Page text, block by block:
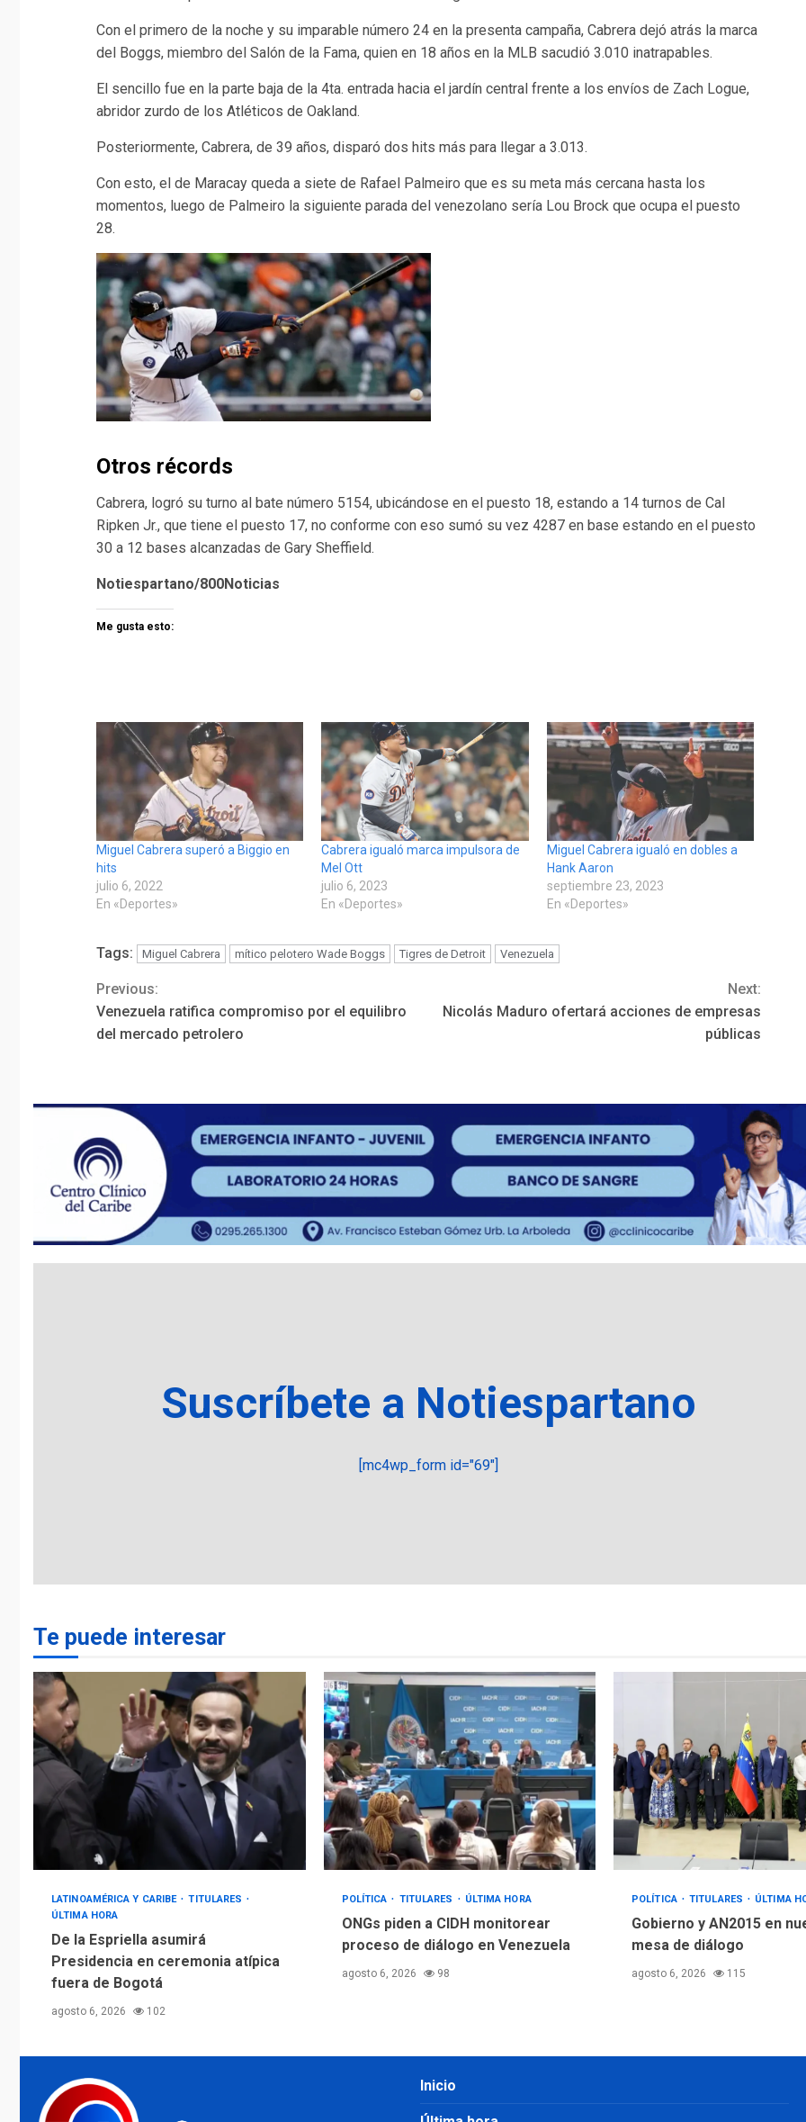
Con el primero de la noche y su imparable número 24 en la presenta campaña, Cabrera dejó atrás la marca
del Boggs, miembro del Salón de la Fama, quien en 18 años en la MLB sacudió 3.010 inatrapables.
El sencillo fue en la parte baja de la 4ta. entrada hacia el jardín central frente a los envíos de Zach Logue,
abridor zurdo de los Atléticos de Oakland.
Posteriormente, Cabrera, de 39 años, disparó dos hits más para llegar a 3.013.
Con esto, el de Maracay queda a siete de Rafael Palmeiro que es su meta más cercana hasta los
momentos, luego de Palmeiro la siguiente parada del venezolano sería Lou Brock que ocupa el puesto
28.
Otros récords
Cabrera, logró su turno al bate número 5154, ubicándose en el puesto 18, estando a 14 turnos de Cal
Ripken Jr., que tiene el puesto 17, no conforme con eso sumó su vez 4287 en base estando en el puesto
30 a 12 bases alcanzadas de Gary Sheffield.
Notiespartano/800Noticias
Me gusta esto:
Miguel Cabrera superó a Biggio en
hits
julio 6, 2022
En «Deportes»
Cabrera igualó marca impulsora de
Mel Ott
julio 6, 2023
En «Deportes»
Miguel Cabrera igualó en dobles a
Hank Aaron
septiembre 23, 2023
En «Deportes»
Tags: Miguel Cabrera mítico pelotero Wade Boggs Tigres de Detroit Venezuela
Continue
Reading
Previous:
Venezuela ratifica compromiso por el equilibro
del mercado petrolero
Next:
Nicolás Maduro ofertará acciones de empresas
públicas
Suscríbete a Notiespartano
[mc4wp_form id="69"]
Te puede interesar
LATINOAMÉRICA Y CARIBE
TITULARES
ÚLTIMA HORA
De la Espriella asumirá
Presidencia en ceremonia atípica
fuera de Bogotá
agosto 6, 2026 102
POLÍTICA TITULARES ÚLTIMA HORA
ONGs piden a CIDH monitorear
proceso de diálogo en Venezuela
agosto 6, 2026 98
POLÍTICA TITULARES ÚLTIMA
Gobierno y AN2015 en
mesa de diálogo
agosto 6, 2026 115
Inicio